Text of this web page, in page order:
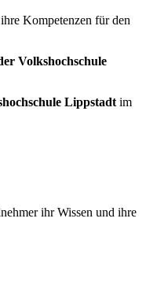
Kompetenzen für den
Volkshochschule
Lippstadt im
ihr Wissen und ihre